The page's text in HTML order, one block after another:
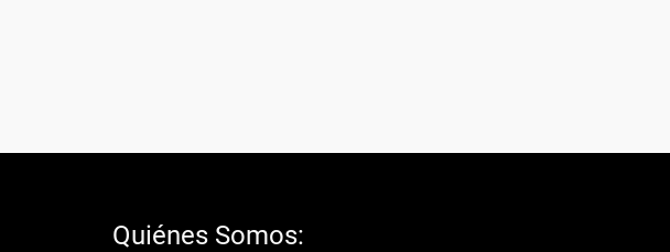
Quiénes Somos: